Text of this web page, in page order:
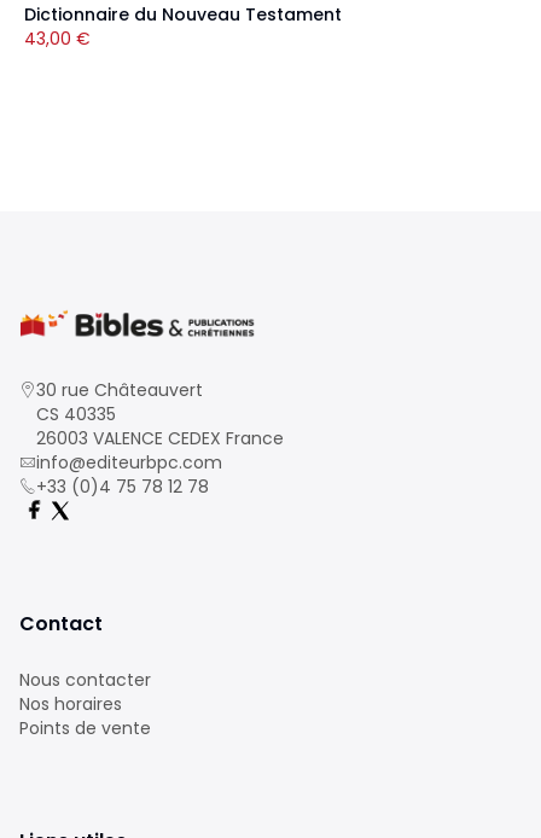
Dictionnaire du Nouveau Testament
43,00 €
30 rue Châteauvert
CS 40335
26003 VALENCE CEDEX France
info@editeurbpc.com
+33 (0)4 75 78 12 78
Contact
Nous contacter
Nos horaires
Points de vente